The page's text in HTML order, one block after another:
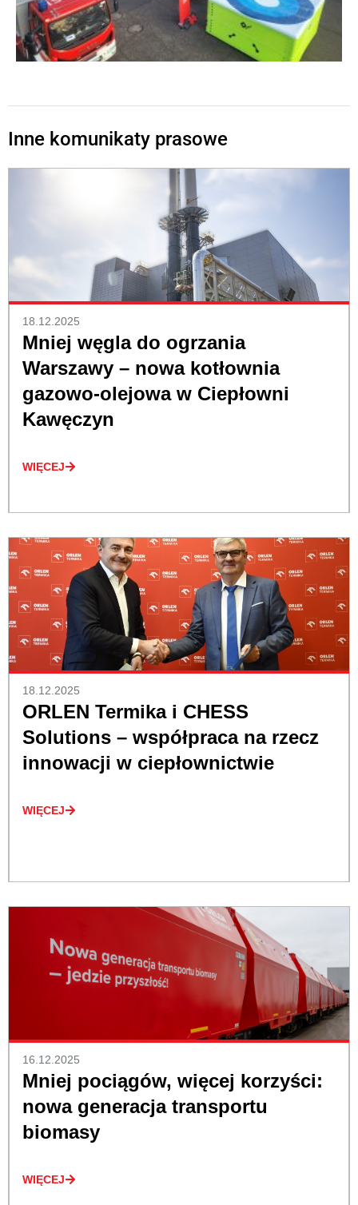
Inne komunikaty prasowe
18.12.2025
Mniej węgla do ogrzania
Warszawy – nowa kotłownia
gazowo-olejowa w Ciepłowni
Kawęczyn
WIĘCEJ
18.12.2025
ORLEN Termika i CHESS
Solutions – współpraca na rzecz
innowacji w ciepłownictwie
WIĘCEJ
16.12.2025
Mniej pociągów, więcej korzyści:
nowa generacja transportu
biomasy
WIĘCEJ